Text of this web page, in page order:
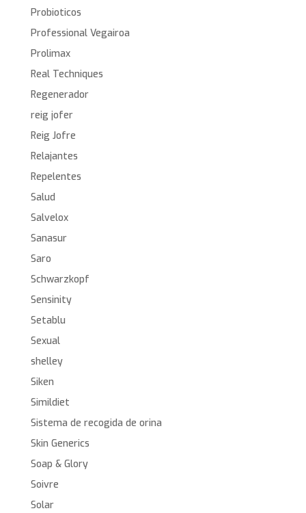
Probioticos
Professional Vegairoa
Prolimax
Real Techniques
Regenerador
reig jofer
Reig Jofre
Relajantes
Repelentes
Salud
Salvelox
Sanasur
Saro
Schwarzkopf
Sensinity
Setablu
Sexual
shelley
Siken
Simildiet
Sistema de recogida de orina
Skin Generics
Soap & Glory
Soivre
Solar